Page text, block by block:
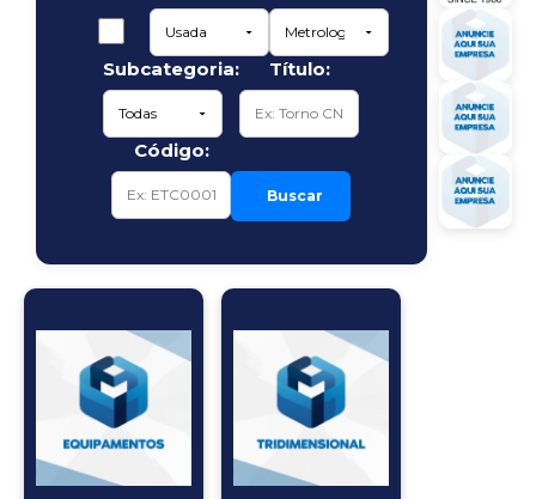
Subcategoria: Título:
Código:
Buscar